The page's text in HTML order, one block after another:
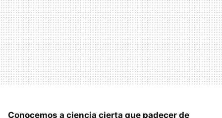
Conocemos a ciencia cierta que padecer de